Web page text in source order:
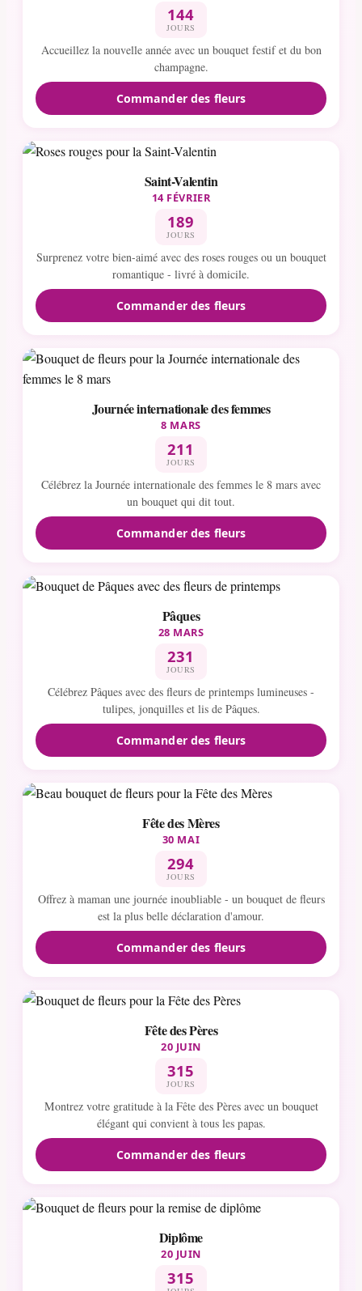
144
JOURS
Accueillez la nouvelle année avec un bouquet festif et du bon
champagne.
Commander des fleurs
Saint-Valentin
14 FÉVRIER
189
JOURS
Surprenez votre bien-aimé avec des roses rouges ou un bouquet
romantique - livré à domicile.
Commander des fleurs
Journée internationale des femmes
8 MARS
211
JOURS
Célébrez la Journée internationale des femmes le 8 mars avec
un bouquet qui dit tout.
Commander des fleurs
Pâques
28 MARS
231
JOURS
Célébrez Pâques avec des fleurs de printemps lumineuses -
tulipes, jonquilles et lis de Pâques.
Commander des fleurs
Fête des Mères
30 MAI
294
JOURS
Offrez à maman une journée inoubliable - un bouquet de fleurs
est la plus belle déclaration d'amour.
Commander des fleurs
Fête des Pères
20 JUIN
315
JOURS
Montrez votre gratitude à la Fête des Pères avec un bouquet
élégant qui convient à tous les papas.
Commander des fleurs
Diplôme
20 JUIN
315